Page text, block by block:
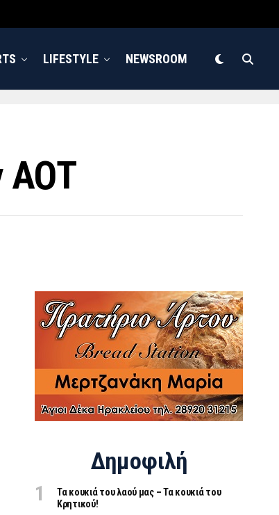
LIFESTYLE NEWSROOM
ΑΟΤ
Δημοφιλή
Τα κουκιά του λαού μας – Τα κουκιά του
Κρητικού!